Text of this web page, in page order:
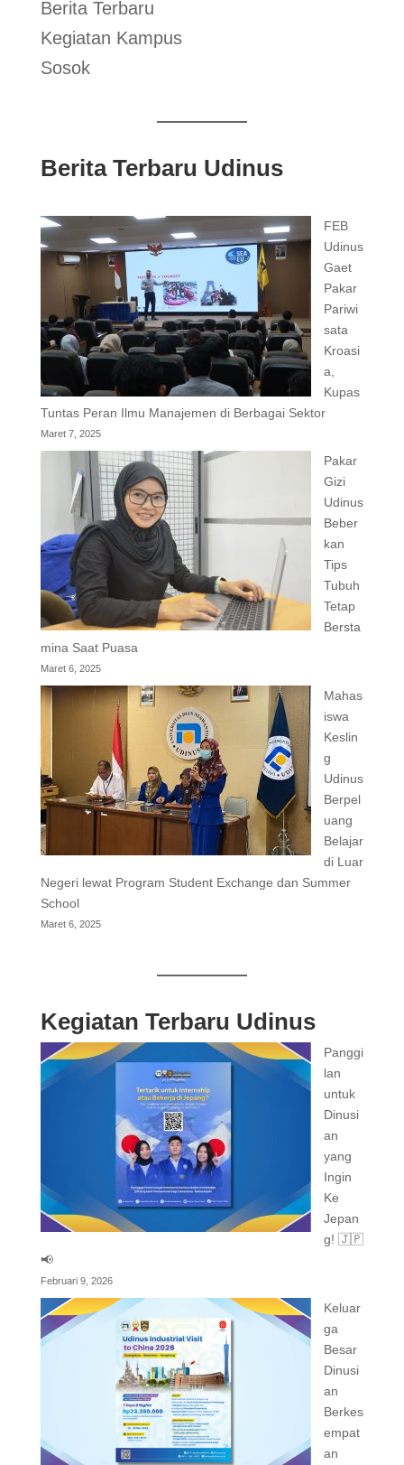
Berita Terbaru
Kegiatan Kampus
Sosok
Berita Terbaru Udinus
FEB
Udinus
Gaet
Pakar
Pariwi
sata
Kroasi
a,
Kupas
Tuntas Peran Ilmu Manajemen di Berbagai Sektor
Maret 7, 2025
Pakar
Gizi
Udinus
Beber
kan
Tips
Tubuh
Tetap
Bersta
mina Saat Puasa
Maret 6, 2025
Mahas
iswa
Keslin
g
Udinus
Berpel
uang
Belajar
di Luar
Negeri lewat Program Student Exchange dan Summer
School
Maret 6, 2025
Kegiatan Terbaru Udinus
Panggi
lan
untuk
Dinusi
an
yang
Ingin
Ke
Jepan
g! 🇯🇵
📢
Februari 9, 2026
Keluar
ga
Besar
Dinusi
an
Berkes
empat
an